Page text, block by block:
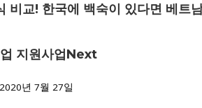
비교! 한국에 백숙이 있다면 베
지원사업 Next
2020년 7월 27일